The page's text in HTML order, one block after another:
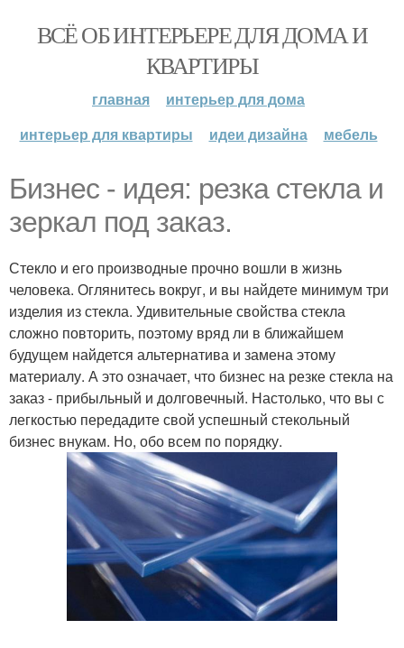
ВСЁ ОБ ИНТЕРЬЕРЕ ДЛЯ ДОМА И
КВАРТИРЫ
главная
интерьер для дома
интерьер для квартиры
идеи дизайна мебель
Бизнес - идея: резка стекла и
зеркал под заказ.
Стекло и его производные прочно вошли в жизнь
человека. Оглянитесь вокруг, и вы найдете минимум три
изделия из стекла. Удивительные свойства стекла
сложно повторить, поэтому вряд ли в ближайшем
будущем найдется альтернатива и замена этому
материалу. А это означает, что бизнес на резке стекла на
заказ - прибыльный и долговечный. Настолько, что вы с
легкостью передадите свой успешный стекольный
бизнес внукам. Но, обо всем по порядку.